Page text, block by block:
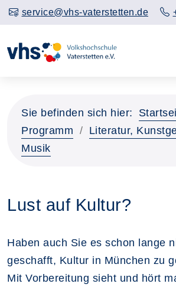
service@vhs-vaterstetten.de
Sie befinden sich hier:
Programm
Literatur,
Musik
Lust auf Kultur?
Haben auch Sie es schon lange
geschafft, Kultur in München zu
Mit Vorbereitung sieht und hört